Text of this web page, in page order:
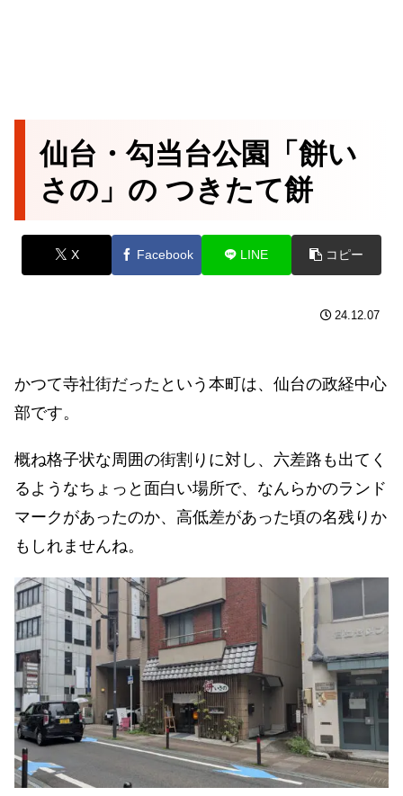
仙台・勾当台公園「餅い
さの」の つきたて餅
X Facebook LINE コピー
24.12.07
かつて寺社街だったという本町は、仙台の政経中心
部です。
概ね格子状な周囲の街割りに対し、六差路も出てく
るようなちょっと面白い場所で、なんらかのランド
マークがあったのか、高低差があった頃の名残りか
もしれませんね。